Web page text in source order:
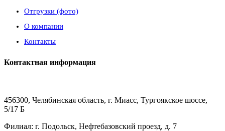
Отгрузки (фото)
О компании
Контакты
Контактная информация
456300, Челябинская область, г. Миасс, Тургоякское шоссе,
5/17 Б
Филиал: г. Подольск, Нефтебазовский проезд, д. 7